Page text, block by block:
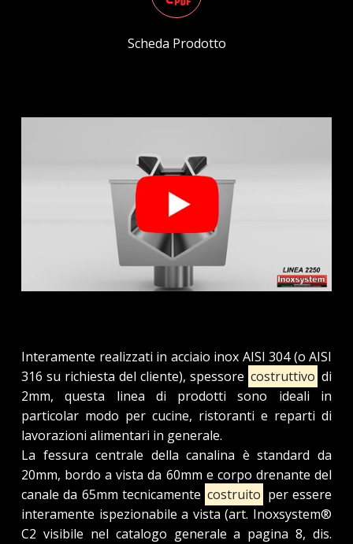
Scheda Prodotto
Interamente realizzati in acciaio inox AISI 304 (o AISI
316 su richiesta del cliente), spessore costruttivo di
2mm, questa linea di prodotti sono ideali in
particolar modo per cucine, ristoranti e reparti di
lavorazioni alimentari in generale.
La fessura centrale della canalina è standard da
20mm, bordo a vista da 60mm e corpo drenante del
canale da 65mm tecnicamente costruito per essere
interamente ispezionabile a vista (art. Inoxsystem®
C2 visibile nel catalogo generale a pagina 8, dis.